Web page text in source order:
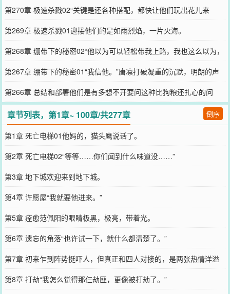
第270章 极速杀戮02“关键是还各种搭配，都快让他们玩出花儿来
了！”
第269章 极速杀戮01迎接他们的是如雨烈焰，一片火海。
第268章 绷带下的秘密02“他以为可以轻松带我上路，我也这么以为，
可最终他死了，我活了。”
第267章 绷带下的秘密01“我信他。”唐凛打破凝重的沉默，明朗的声
音就像此刻外面的日光。
第266章 总结和部署他们是有多想不开要问这种比狗粮还扎心的问
题！
章节列表，第1章~ 100章/共277章 倒序
第1章 死亡电梯01他妈的，猫头鹰说话了。
第2章 死亡电梯02“等等……你们闻到什么味道没……”
第3章 地下城欢迎来到地下城。
第4章 许愿屋“我就要他进来。”
第5章 痊愈范佩阳的眼睛极黑，极亮，带着光。
第6章 遗忘的角落“也许试一下，就什么都清楚了。”
第7章 初来乍到阵势挺吓人，但真正和四人对接的，是两张热情洋溢
的脸。
第8章 打劫“我怎么觉得那仨劫匪，更像被打劫了。”